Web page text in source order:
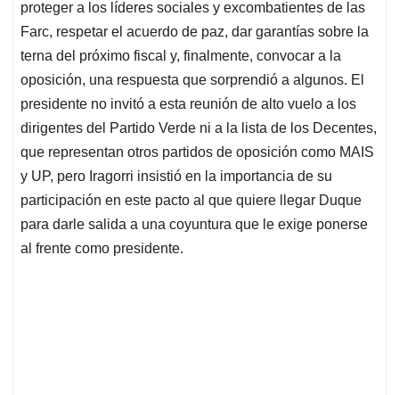
proteger a los líderes sociales y excombatientes de las
Farc, respetar el acuerdo de paz, dar garantías sobre la
terna del próximo fiscal y, finalmente, convocar a la
oposición, una respuesta que sorprendió a algunos. El
presidente no invitó a esta reunión de alto vuelo a los
dirigentes del Partido Verde ni a la lista de los Decentes,
que representan otros partidos de oposición como MAIS
y UP, pero Iragorri insistió en la importancia de su
participación en este pacto al que quiere llegar Duque
para darle salida a una coyuntura que le exige ponerse
al frente como presidente.